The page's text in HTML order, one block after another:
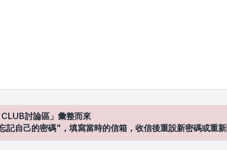
討論區」彙整而來
自己的密碼"，填寫當時的信箱，收信後重設新密碼或重新